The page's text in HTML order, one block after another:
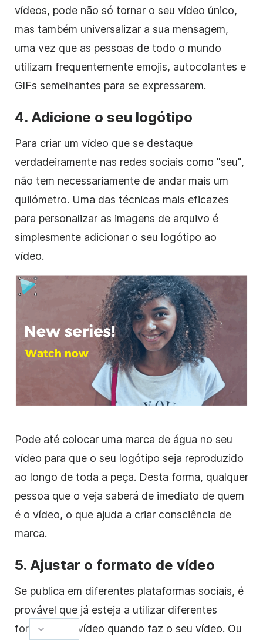
vídeos, pode não só tornar o seu vídeo único,
mas também universalizar a sua mensagem,
uma vez que as pessoas de todo o mundo
utilizam frequentemente emojis, autocolantes e
GIFs semelhantes para se expressarem.
4. Adicione o seu logótipo
Para criar um vídeo que se destaque
verdadeiramente nas redes sociais como "seu",
não tem necessariamente de andar mais um
quilómetro. Uma das técnicas mais eficazes
para personalizar as imagens de arquivo é
simplesmente adicionar o seu logótipo ao
vídeo.
Pode até colocar uma marca de água no seu
vídeo para que o seu logótipo seja reproduzido
ao longo de toda a peça. Desta forma, qualquer
pessoa que o veja saberá de imediato de quem
é o vídeo, o que ajuda a criar consciência de
marca.
5. Ajustar o formato de vídeo
Se publica em diferentes plataformas sociais, é
provável que já esteja a utilizar diferentes
formatos
de vídeo quando faz o seu vídeo. Ou